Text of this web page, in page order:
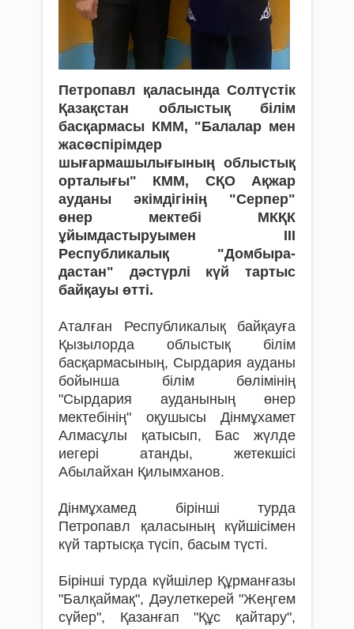
Петропавл қаласында Солтүстік
Қазақстан облыстық білім
басқармасы КММ, "Балалар мен
жасөспірімдер
шығармашылығының облыстық
орталығы" КММ, СҚО Ақжар
ауданы әкімдігінің "Серпер"
өнер мектебі МКҚК
ұйымдастыруымен III
Республикалық "Домбыра-
дастан" дәстүрлі күй тартыс
байқауы өтті.
Аталған Республикалық байқауға
Қызылорда облыстық білім
басқармасының, Сырдария ауданы
бойынша білім бөлімінің
"Сырдария ауданының өнер
мектебінің" оқушысы Дінмұхамет
Алмасұлы қатысып, Бас жүлде
иегері атанды, жетекшісі
Абылайхан Қилымханов.
Дінмұхамед бірінші турда
Петропавл қаласының күйшісімен
күй тартысқа түсіп, басым түсті.
Бірінші турда күйшілер Құрманғазы
"Балқаймақ", Дәулеткерей "Жеңгем
сүйер", Қазанғап "Құс қайтару",